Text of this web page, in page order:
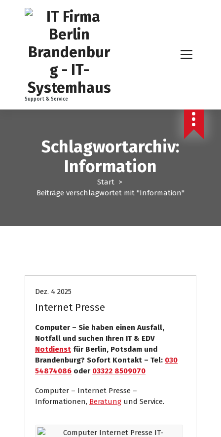
Support & Service
Schlagwortarchiv:
Information
Start>
Beiträge verschlagwortet mit "Information"
Dez. 4 2025
Internet Presse
Computer – Sie haben einen Ausfall,
Notfall und suchen Ihren IT & EDV
Notdienst für Berlin, Potsdam und
Brandenburg? Sofort Kontakt – Tel: 030
54874086 oder 03322 8509070
Computer – Internet Presse –
Informationen, Beratung und Service.